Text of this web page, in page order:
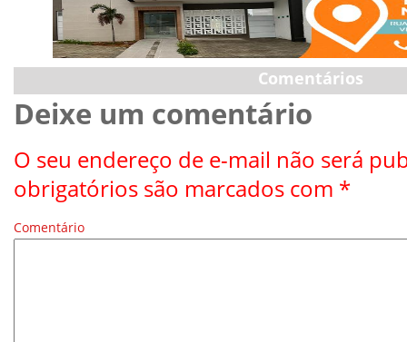
Comentários
Deixe um comentário
O seu endereço de e-mail não será
obrigatórios são marcados com *
Comentário